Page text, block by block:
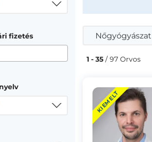
fizetés Nőgyógyászat
1 - 35 / 97 Orvos
KIEMELT